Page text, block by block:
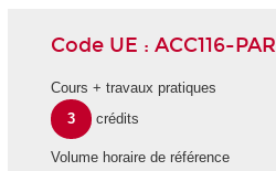
Code UE : ACC116-PAR
Cours + travaux pratiques
3
crédits
Volume horaire de référence